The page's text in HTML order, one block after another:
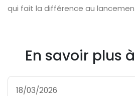
qui fait la différence au
En savoir plus
18/03/2026